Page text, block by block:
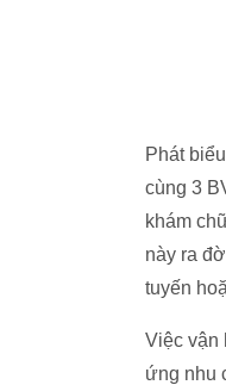
Phát
cùng 3
khám
này ra
tuyến
Việc vận
ứng nhu